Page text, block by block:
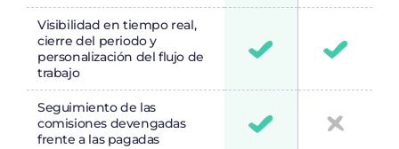
Visibilidad en tiempo real,
cierre del periodo y
personalización del flujo de
trabajo
Seguimiento de las
comisiones devengadas
frente a las pagadas